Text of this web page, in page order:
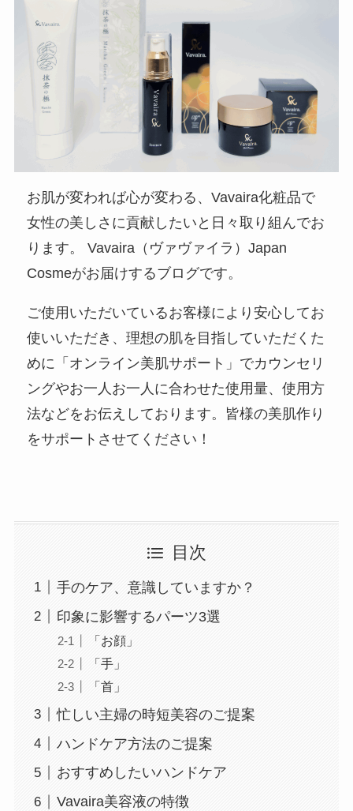
お肌が変われば心が変わる、Vavaira化粧品で
女性の美しさに貢献したいと日々取り組んでお
ります。 Vavaira（ヴァヴァイラ）Japan
Cosmeがお届けするブログです。
ご使用いただいているお客様により安心してお
使いいただき、理想の肌を目指していただくた
めに「オンライン美肌サポート」でカウンセリ
ングやお一人お一人に合わせた使用量、使用方
法などをお伝えしております。皆様の美肌作り
をサポートさせてください！
目次
手のケア、意識していますか？
印象に影響するパーツ3選
「お顔」
「手」
「首」
忙しい主婦の時短美容のご提案
ハンドケア方法のご提案
おすすめしたいハンドケア
Vavaira美容液の特徴